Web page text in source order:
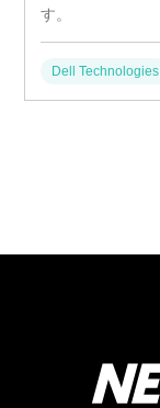
す。
Dell Technologies